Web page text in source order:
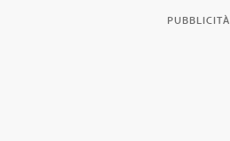
PUBBLICITÀ